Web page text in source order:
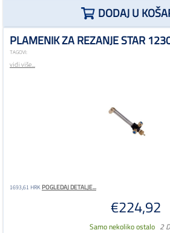
DODAJ U
PLAMENIK ZA REZANJE STAR
TAGOVI:
vidi više...
1693,61 HRKPOGLEDAJ DETALJE...
€224,92
Samo nekoliko ostalo 2